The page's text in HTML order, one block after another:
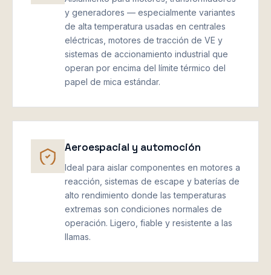
y generadores — especialmente variantes
de alta temperatura usadas en centrales
eléctricas, motores de tracción de VE y
sistemas de accionamiento industrial que
operan por encima del límite térmico del
papel de mica estándar.
Aeroespacial y automoción
Ideal para aislar componentes en motores a
reacción, sistemas de escape y baterías de
alto rendimiento donde las temperaturas
extremas son condiciones normales de
operación. Ligero, fiable y resistente a las
llamas.